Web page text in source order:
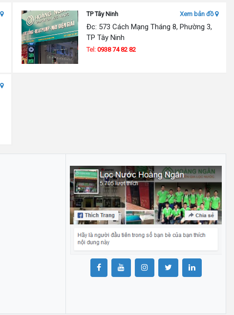
TP Tây Ninh Xem bản đồ
Đc: 573 Cách Mạng Tháng 8, Phường 3,
TP Tây Ninh
Tel:0938 74 82 82